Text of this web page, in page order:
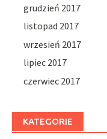
grudzień 2017
listopad 2017
wrzesień 2017
lipiec 2017
czerwiec 2017
KATEGORIE